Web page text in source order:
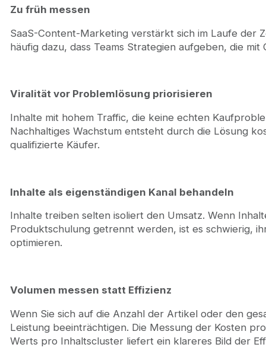
Zu früh messen
SaaS-Content-Marketing verstärkt sich im Laufe der
häufig dazu, dass Teams Strategien aufgeben, die
Viralität vor Problemlösung priorisieren
Inhalte mit hohem Traffic, die keine echten
Nachhaltiges Wachstum entsteht durch die Lösung
qualifizierte Käufer.
Inhalte als eigenständigen Kanal behandeln
Inhalte treiben selten isoliert den Umsatz. Wenn
Produktschulung getrennt werden, ist es schwierig,
optimieren.
Volumen messen statt Effizienz
Wenn Sie sich auf die Anzahl der Artikel oder den
Leistung beeinträchtigen. Die Messung der Kosten
Werts pro Inhaltscluster liefert ein klareres Bild der